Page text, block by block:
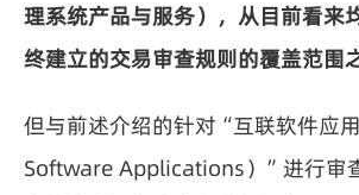
理系统产品与服务），从目前看来
终建立的交易审查规则的覆盖范围
但与前述介绍的针对 “互联软件应
Software Applications）”进行审